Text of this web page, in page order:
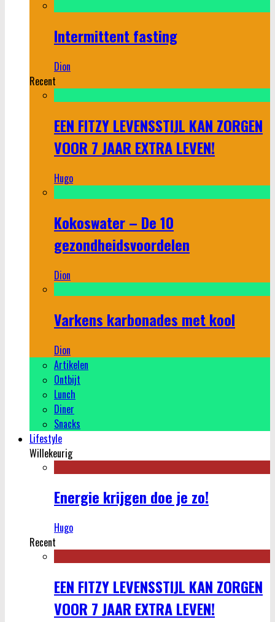
Intermittent fasting
Dion
Recent
EEN FITZY LEVENSSTIJL KAN ZORGEN
VOOR 7 JAAR EXTRA LEVEN!
Hugo
Kokoswater – De 10
gezondheidsvoordelen
Dion
Varkens karbonades met kool
Dion
Artikelen
Ontbijt
Lunch
Diner
Snacks
Lifestyle
Willekeurig
Energie krijgen doe je zo!
Hugo
Recent
EEN FITZY LEVENSSTIJL KAN ZORGEN
VOOR 7 JAAR EXTRA LEVEN!